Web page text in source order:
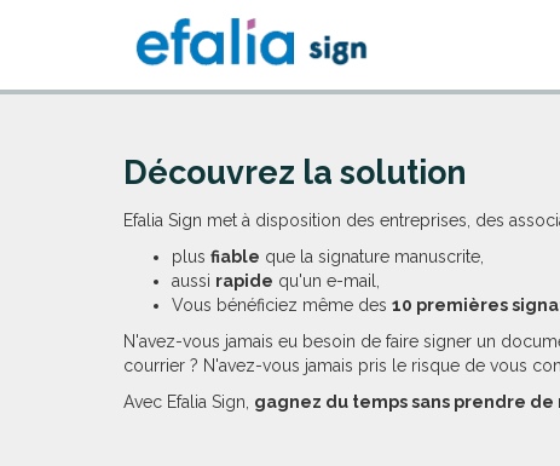
Découvrez la solution
Efalia Sign met à disposition des entreprises, des
plus fiable que la signature manuscrite,
aussi rapide qu'un e-mail,
Vous bénéficiez même des 10 premières
N'avez-vous jamais eu besoin de faire signer un
courrier ? N'avez-vous jamais pris le risque de vous
Avec Efalia Sign, gagnez du temps sans prendre de